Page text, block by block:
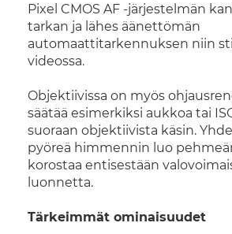
Pixel CMOS AF -järjestelmän
tarkan ja lähes äänettömän
automaattitarkennuksen niin
videossa.
Objektiivissa on myös
säätää esimerkiksi aukkoa tai
suoraan objektiivista käsin.
pyöreä himmennin luo
korostaa entisestään
luonnetta.
Tärkeimmät ominaisuudet